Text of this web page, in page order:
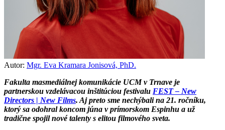
Autor: Mgr. Eva Kramara Jonisová, PhD.
Fakulta masmediálnej komunikácie UCM v Trnave je
partnerskou vzdelávacou inštitúciou festivalu FEST – New
Directors | New Films. Aj preto sme nechýbali na 21. ročníku,
ktorý sa odohral koncom júna v prímorskom Espinhu a už
tradične spojil nové talenty s elitou filmového sveta.